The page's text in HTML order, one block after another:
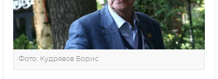
Фото: Кудрявов Борис